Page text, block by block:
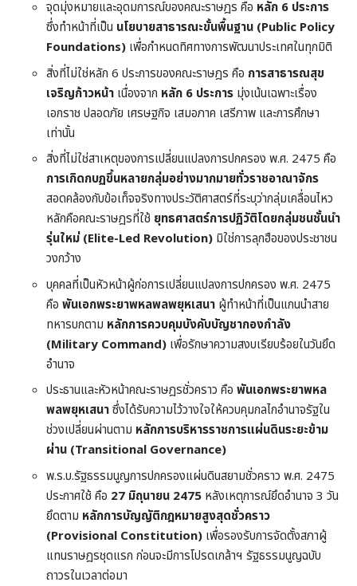
จุดมุ่งหมายและอุดมการณ์ของคณะราษฎร คือ หลัก 6 ประการ
ซึ่งทำหน้าที่เป็น นโยบายสาธารณะขั้นพื้นฐาน (Public Policy
Foundations)เพื่อกำหนดทิศทางการพัฒนาประเทศในทุกมิติ
สิ่งที่ไม่ใช่หลัก 6 ประการของคณะราษฎร คือ การสาธารณสุข
เจริญก้าวหน้าเนื่องจาก หลัก 6 ประการมุ่งเน้นเฉพาะเรื่อง
เอกราช ปลอดภัย เศรษฐกิจ เสมอภาค เสรีภาพ และการศึกษา
เท่านั้น
สิ่งที่ไม่ใช่สาเหตุของการเปลี่ยนแปลงการปกครอง พ.ศ. 2475 คือ
การเกิดกบฏขึ้นหลายกลุ่มอย่างมากมายทั่วราชอาณาจักร
สอดคล้องกับข้อเท็จจริงทางประวัติศาสตร์ที่ระบุว่ากลุ่มเคลื่อนไหว
หลักคือคณะราษฎรที่ใช้ ยุทธศาสตร์การปฏิวัติโดยกลุ่มชนชั้นนำ
รุ่นใหม่ (Elite-Led Revolution)มิใช่การลุกฮือของประชาชน
วงกว้าง
บุคคลที่เป็นหัวหน้าผู้ก่อการเปลี่ยนแปลงการปกครอง พ.ศ. 2475
คือ พันเอกพระยาพหลพลพยุหเสนาผู้ทำหน้าที่เป็นแกนนำสาย
ทหารบกตาม หลักการควบคุมบังคับบัญชากองกำลัง
(Military Command)เพื่อรักษาความสงบเรียบร้อยในวันยึด
อำนาจ
ประธานและหัวหน้าคณะราษฎรชั่วคราว คือ พันเอกพระยาพหล
พลพยุหเสนาซึ่งได้รับความไว้วางใจให้ควบคุมกลไกอำนาจรัฐใน
ช่วงเปลี่ยนผ่านตาม หลักการบริหารราชการแผ่นดินระยะข้าม
ผ่าน (Transitional Governance)
พ.ร.บ.รัฐธรรมนูญการปกครองแผ่นดินสยามชั่วคราว พ.ศ. 2475
ประกาศใช้ คือ 27 มิถุนายน 2475หลังเหตุการณ์ยึดอำนาจ 3 วัน
ยึดตาม หลักการบัญญัติกฎหมายสูงสุดชั่วคราว
(Provisional Constitution)เพื่อรองรับการจัดตั้งสภาผู้
แทนราษฎรชุดแรก ก่อนจะมีการโปรดเกล้าฯ รัฐธรรมนูญฉบับ
ถาวรในเวลาต่อมา